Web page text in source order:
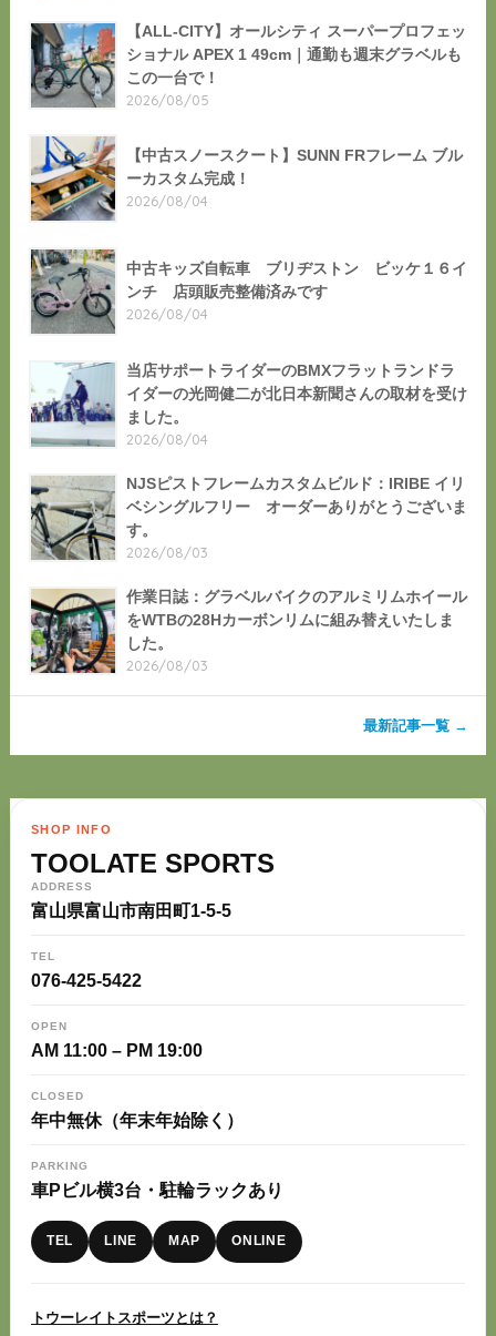
【ALL-CITY】オールシティ スーパープロフェッ
ショナル APEX 1 49cm｜通勤も週末グラベルも
この一台で！
2026/08/05
【中古スノースクート】SUNN FRフレーム ブル
ーカスタム完成！
2026/08/04
中古キッズ自転車 ブリヂストン ビッケ１６イ
ンチ 店頭販売整備済みです
2026/08/04
当店サポートライダーのBMXフラットランドラ
イダーの光岡健二が北日本新聞さんの取材を受け
ました。
2026/08/04
NJSピストフレームカスタムビルド：IRIBE イリ
ベシングルフリー オーダーありがとうございま
す。
2026/08/03
作業日誌：グラベルバイクのアルミリムホイール
をWTBの28Hカーボンリムに組み替えいたしま
した。
2026/08/03
最新記事一覧 →
SHOP INFO
TOOLATE SPORTS
ADDRESS
富山県富山市南田町1-5-5
TEL
076-425-5422
OPEN
AM 11:00 – PM 19:00
CLOSED
年中無休（年末年始除く）
PARKING
車Pビル横3台・駐輪ラックあり
TEL LINE MAP ONLINE
トウーレイトスポーツとは？